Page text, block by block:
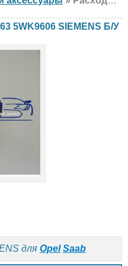
5WK9606 SIEMENS Б/У
для Opel Saab